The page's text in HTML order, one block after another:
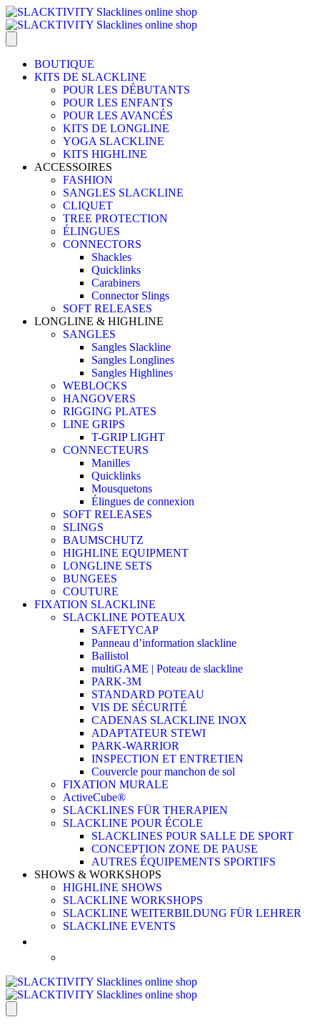
BOUTIQUE
KITS DE SLACKLINE
POUR LES DÉBUTANTS
POUR LES ENFANTS
POUR LES AVANCÉS
KITS DE LONGLINE
YOGA SLACKLINE
KITS HIGHLINE
ACCESSOIRES
FASHION
SANGLES SLACKLINE
CLIQUET
TREE PROTECTION
ÉLINGUES
CONNECTORS
Shackles
Quicklinks
Carabiners
Connector Slings
SOFT RELEASES
LONGLINE & HIGHLINE
SANGLES
Sangles Slackline
Sangles Longlines
Sangles Highlines
WEBLOCKS
HANGOVERS
RIGGING PLATES
LINE GRIPS
T-GRIP LIGHT
CONNECTEURS
Manilles
Quicklinks
Mousquetons
Élingues de connexion
SOFT RELEASES
SLINGS
BAUMSCHUTZ
HIGHLINE EQUIPMENT
LONGLINE SETS
BUNGEES
COUTURE
FIXATION SLACKLINE
SLACKLINE POTEAUX
SAFETYCAP
Panneau d’information slackline
Ballistol
multiGAME | Poteau de slackline
PARK-3M
STANDARD POTEAU
VIS DE SÉCURITÉ
CADENAS SLACKLINE INOX
ADAPTATEUR STEWI
PARK-WARRIOR
INSPECTION ET ENTRETIEN
Couvercle pour manchon de sol
FIXATION MURALE
ActiveCube®
SLACKLINES FÜR THERAPIEN
SLACKLINE POUR ÉCOLE
SLACKLINES POUR SALLE DE SPORT
CONCEPTION ZONE DE PAUSE
AUTRES ÉQUIPEMENTS SPORTIFS
SHOWS & WORKSHOPS
HIGHLINE SHOWS
SLACKLINE WORKSHOPS
SLACKLINE WEITERBILDUNG FÜR LEHRER
SLACKLINE EVENTS